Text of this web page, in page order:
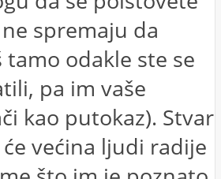
spremaju da
odakle ste se
pa im vaše
kao putokaz). Stvar
većina ljudi radije